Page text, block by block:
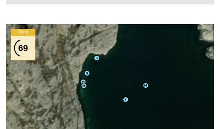
Wind
69